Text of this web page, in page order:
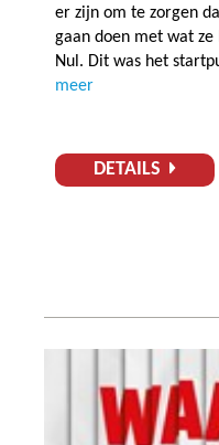
er zijn om te zorgen
gaan doen met wat ze
Nul. Dit was het
meer
DETAILS